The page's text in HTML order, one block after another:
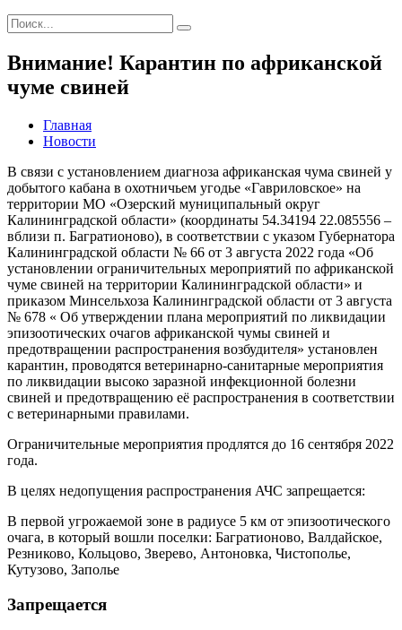
Внимание! Карантин по африканской
чуме свиней
Главная
Новости
В связи с установлением диагноза африканская чума свиней у
добытого кабана в охотничьем угодье «Гавриловское» на
территории МО «Озерский муниципальный округ
Калининградской области» (координаты 54.34194 22.085556 –
вблизи п. Багратионово), в соответствии с указом Губернатора
Калининградской области № 66 от 3 августа 2022 года «Об
установлении ограничительных мероприятий по африканской
чуме свиней на территории Калининградской области» и
приказом Минсельхоза Калининградской области от 3 августа
№ 678 « Об утверждении плана мероприятий по ликвидации
эпизоотических очагов африканской чумы свиней и
предотвращении распространения возбудителя» установлен
карантин, проводятся ветеринарно-санитарные мероприятия
по ликвидации высоко заразной инфекционной болезни
свиней и предотвращению её распространения в соответствии
с ветеринарными правилами.
Ограничительные мероприятия продлятся до 16 сентября 2022
года.
В целях недопущения распространения АЧС запрещается:
В первой угрожаемой зоне в радиусе 5 км от эпизоотического
очага, в который вошли поселки: Багратионово, Валдайское,
Резниково, Кольцово, Зверево, Антоновка, Чистополье,
Кутузово, Заполье
Запрещается